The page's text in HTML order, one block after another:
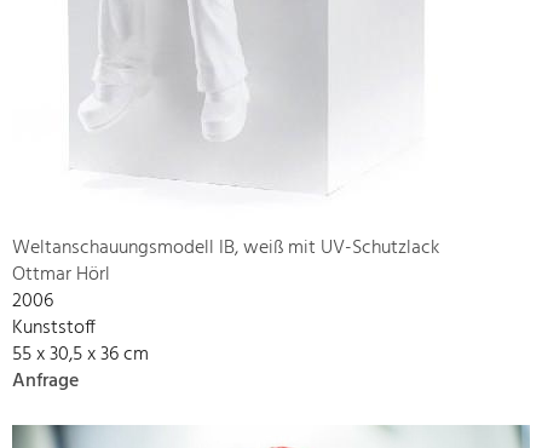
Weltanschauungsmodell IB, weiß mit UV-Schutzlack
Ottmar Hörl
2006
Kunststoff
55 x 30,5 x 36 cm
Anfrage